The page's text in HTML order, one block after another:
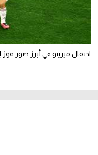
احتفال ميرينو في أبرز صور فوز